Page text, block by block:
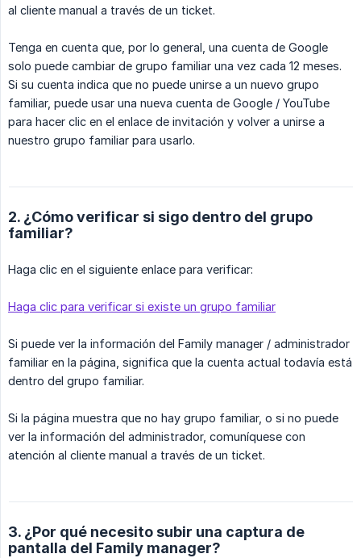
al cliente manual a través de un ticket.
Tenga en cuenta que, por lo general, una cuenta de Google
solo puede cambiar de grupo familiar una vez cada 12 meses.
Si su cuenta indica que no puede unirse a un nuevo grupo
familiar, puede usar una nueva cuenta de Google / YouTube
para hacer clic en el enlace de invitación y volver a unirse a
nuestro grupo familiar para usarlo.
2. ¿Cómo verificar si sigo dentro del grupo
familiar?
Haga clic en el siguiente enlace para verificar:
Haga clic para verificar si existe un grupo familiar
Si puede ver la información del Family manager / administrador
familiar en la página, significa que la cuenta actual todavía está
dentro del grupo familiar.
Si la página muestra que no hay grupo familiar, o si no puede
ver la información del administrador, comuníquese con
atención al cliente manual a través de un ticket.
3. ¿Por qué necesito subir una captura de
pantalla del Family manager?